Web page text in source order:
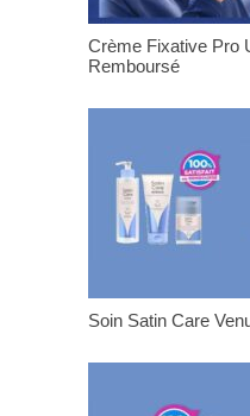
Crème Fixative Pro
Remboursé
Soin Satin Care